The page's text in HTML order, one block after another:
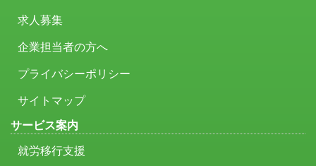
求人募集
企業担当者の方へ
プライバシーポリシー
サイトマップ
サービス案内
就労移行支援